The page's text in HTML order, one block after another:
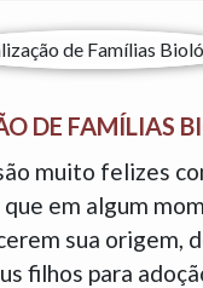
DE FAMÍLIAS
muito felizes
em algum
sua origem,
filhos para